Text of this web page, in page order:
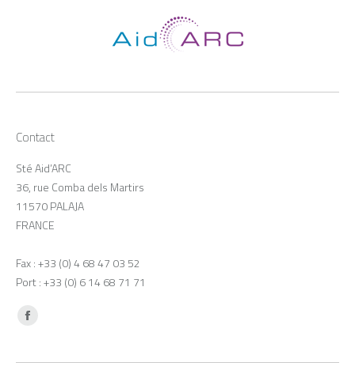
Contact
Sté Aid’ARC
36, rue Comba dels Martirs
11570 PALAJA
FRANCE
Fax : +33 (0) 4 68 47 03 52
Port : +33 (0) 6 14 68 71 71
Trouvez nous sur :
Facebook